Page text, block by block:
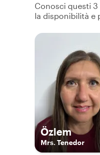
Conosci questi
la disponibilità e
Özlem
Mrs. Tenedor